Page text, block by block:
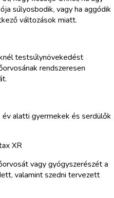
súlyosbodik, vagy ha aggódik
változások miatt.
testsúlynövekedést
rendszeresen
alatti gyermekek és serdülők
XR
vagy gyógyszerészét a
valamint szedni tervezett